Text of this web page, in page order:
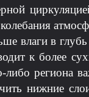
влаги в
к более
либо региона
нижние